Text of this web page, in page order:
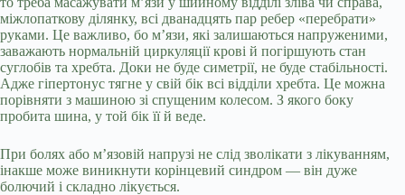
міжлопаткову ділянку, всі дванадцять пар ребер «перебрати»
руками. Це важливо, бо м’язи, які залишаються напруженими,
заважають нормальній циркуляції крові й погіршують стан
суглобів та хребта. Доки не буде симетрії, не буде стабільності.
Адже гіпертонус тягне у свій бік всі відділи хребта. Це можна
порівняти з машиною зі спущеним колесом. З якого боку
пробита шина, у той бік її й веде.
При болях або м’язовій напрузі не слід зволікати з лікуванням,
інакше може виникнути корінцевий синдром — він дуже
болючий і складно лікується.